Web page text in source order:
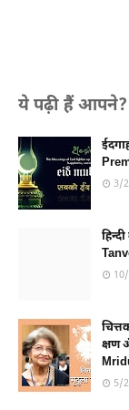
ये पढ़ी हैं आपने?
3/
क्षण
5/